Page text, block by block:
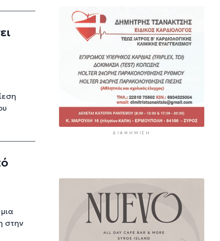
στην
ΔΙΑΦΉΜΙΣΗ